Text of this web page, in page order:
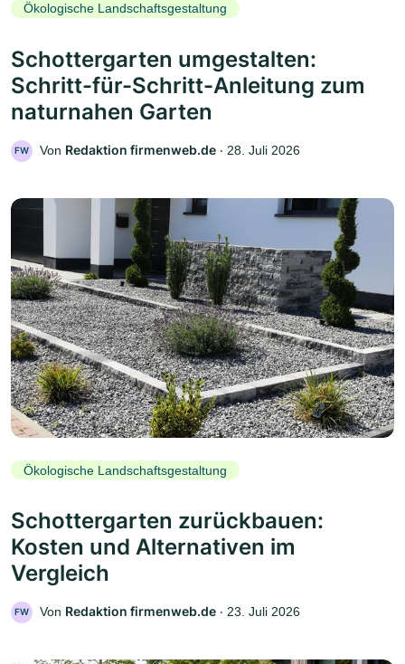
Ökologische Landschaftsgestaltung
Schottergarten umgestalten:
Schritt-für-Schritt-Anleitung zum
naturnahen Garten
FW Von Redaktion firmenweb.de ‧ 28. Juli 2026
Ökologische Landschaftsgestaltung
Schottergarten zurückbauen:
Kosten und Alternativen im
Vergleich
FW Von Redaktion firmenweb.de ‧ 23. Juli 2026